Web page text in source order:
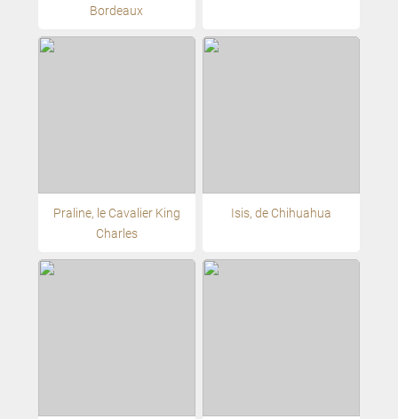
Bordeaux
Praline, le Cavalier King
Charles
Isis, de Chihuahua